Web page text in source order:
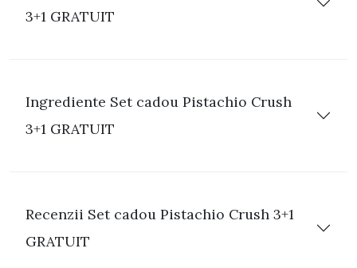
3+1 GRATUIT
Ingrediente Set cadou Pistachio Crush
3+1 GRATUIT
Recenzii Set cadou Pistachio Crush 3+1
GRATUIT